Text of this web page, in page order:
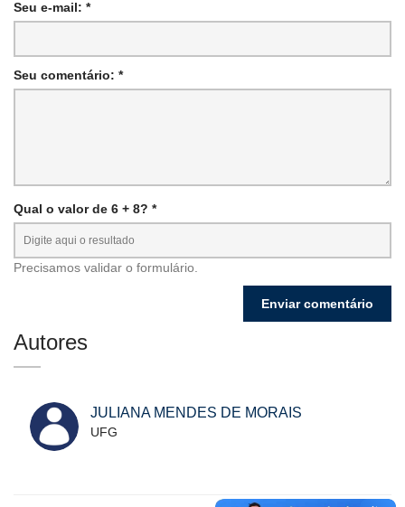
Seu e-mail: *
Seu comentário: *
Qual o valor de 6 + 8? *
Precisamos validar o formulário.
Autores
JULIANA MENDES DE MORAIS
UFG